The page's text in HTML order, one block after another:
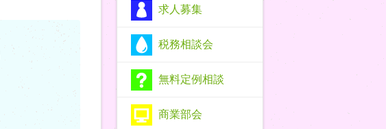
求人募集
税務相談会
無料定例相談
商業部会